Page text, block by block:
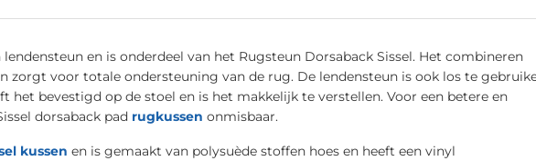
lendensteun en is onderdeel van het Rugsteun Dorsaback Sissel. Het combineren
zorgt voor totale ondersteuning van de rug. De lendensteun is ook los te
het bevestigd op de stoel en is het makkelijk te verstellen. Voor een betere en
dorsaback pad rugkussen onmisbaar.
kussen en is gemaakt van polysuède stoffen hoes en heeft een vinyl